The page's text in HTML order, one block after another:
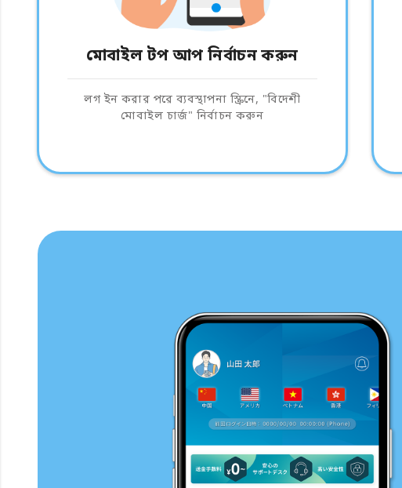
মোবাইল টপ আপ নির্বাচন করুন
লগ ইন করার পরে ব্যবস্থাপনা স্ক্রিনে, "বিদেশী
মোবাইল চার্জ" নির্বাচন করুন